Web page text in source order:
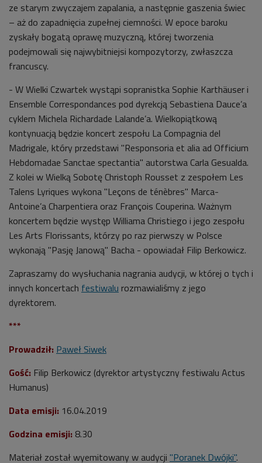
ze starym zwyczajem zapalania, a następnie gaszenia świec
– aż do zapadnięcia zupełnej ciemności. W epoce baroku
zyskały bogatą oprawę muzyczną, której tworzenia
podejmowali się najwybitniejsi kompozytorzy, zwłaszcza
francuscy.
- W Wielki Czwartek wystąpi sopranistka Sophie Karthäuser i
Ensemble Correspondances pod dyrekcją Sebastiena Dauce’a
cyklem Michela Richardade Lalande’a. Wielkopiątkową
kontynuacją będzie koncert zespołu La Compagnia del
Madrigale, który przedstawi "Responsoria et alia ad Officium
Hebdomadae Sanctae spectantia" autorstwa Carla Gesualda.
Z kolei w Wielką Sobotę Christoph Rousset z zespołem Les
Talens Lyriques wykona "Leçons de ténèbres" Marca-
Antoine’a Charpentiera oraz François Couperina. Ważnym
koncertem będzie występ Williama Christiego i jego zespołu
Les Arts Florissants, którzy po raz pierwszy w Polsce
wykonają "Pasję Janową" Bacha - opowiadał Filip Berkowicz.
Zapraszamy do wysłuchania nagrania audycji, w której o tych i
innych koncertach festiwalu rozmawialiśmy z jego
dyrektorem.
***
Prowadził: Paweł Siwek
Gość: Filip Berkowicz (dyrektor artystyczny festiwalu Actus
Humanus)
Data emisji: 16.04.2019
Godzina emisji: 8.30
Materiał został wyemitowany w audycji "Poranek Dwójki".